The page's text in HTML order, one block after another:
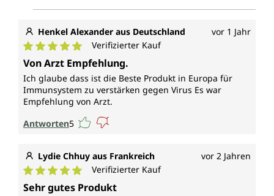
Henkel Alexander aus Deutschland vor 1 Jahr
Durchschnittliche Bewertung von 5 von 5 Sternen
Verifizierter Kauf
Von Arzt Empfehlung.
Ich glaube dass ist die Beste Produkt in Europa für
Immunsystem zu verstärken gegen Virus Es war
Empfehlung von Arzt.
Antworten5
Lydie Chhuy aus Frankreich vor 2 Jahren
Durchschnittliche Bewertung von 5 von 5 Sternen
Verifizierter Kauf
Sehr gutes Produkt